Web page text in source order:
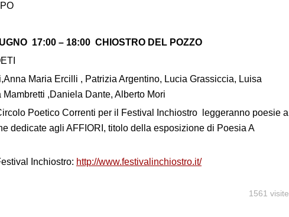
17:00 – 18:00 CHIOSTRO DEL POZZO
Maria Ercilli , Patrizia Argentino, Lucia Grassiccia, Luisa
,Daniela Dante, Alberto Mori
Poetico Correnti per il Festival Inchiostro leggeranno poesie a
dedicate agli AFFIORI, titolo della esposizione di Poesia A
Inchiostro: http://www.festivalinchiostro.it/
1561 visite